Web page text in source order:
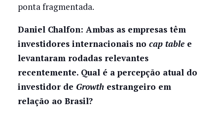
ponta fragmentada.
Daniel Chalfon: Ambas as empresas têm
investidores internacionais no cap tablee
levantaram rodadas relevantes
recentemente. Qual é a percepção atual do
investidor de Growthestrangeiro em
relação ao Brasil?